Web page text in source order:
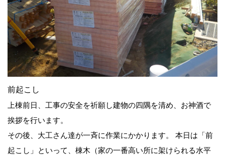
前起こし
上棟前日、工事の安全を祈願し建物の四隅を清め、お神酒で
挨拶を行います。
その後、大工さん達が一斉に作業にかかります。 本日は「前
起こし」といって、棟木（家の一番高い所に架けられる水平